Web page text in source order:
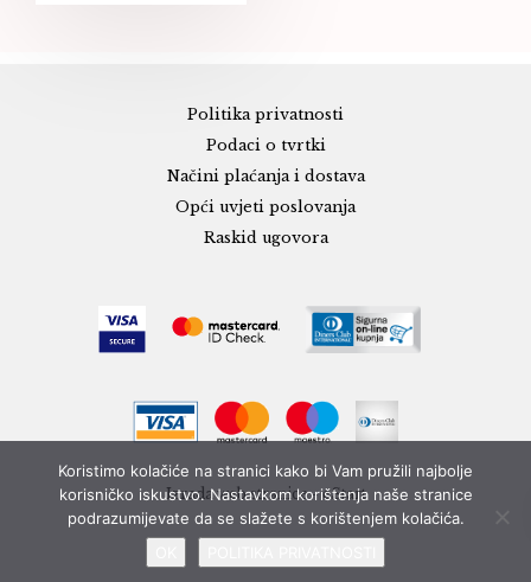
Politika privatnosti
Podaci o tvrtki
Načini plaćanja i dostava
Opći uvjeti poslovanja
Raskid ugovora
Izrada web stranice - eStart
Koristimo kolačiće na stranici kako bi Vam pružili najbolje
korisničko iskustvo. Nastavkom korištenja naše stranice
podrazumijevate da se slažete s korištenjem kolačića.